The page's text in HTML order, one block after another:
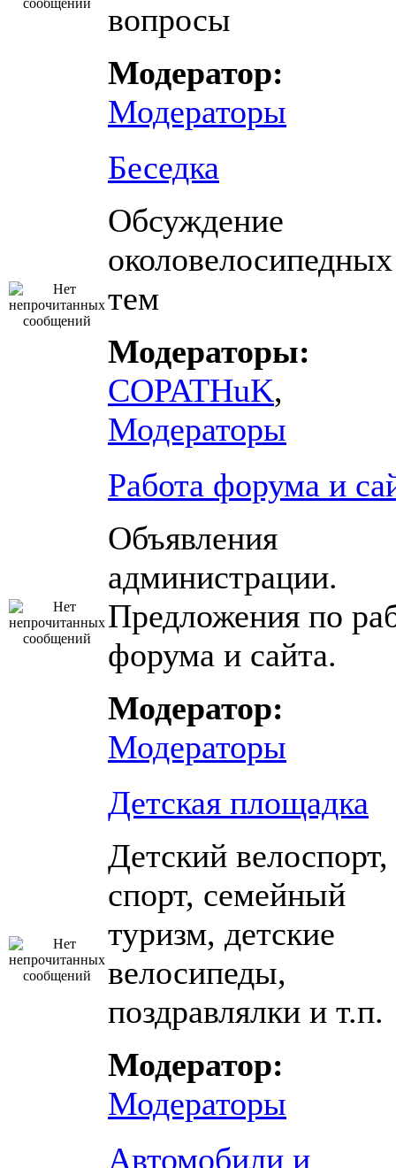
вопросы
Модератор:
Модераторы
Беседка
Обсуждение
околовелосипедных
тем
Модераторы:
COPATHuK,
Модераторы
Работа форума и
Объявления
администрации.
Предложения по
форума и сайта.
Модератор:
Модераторы
Детская площадка
Детский велоспорт,
спорт, семейный
туризм, детские
велосипеды,
поздравлялки и т.п.
Модератор:
Модераторы
Автомобили и